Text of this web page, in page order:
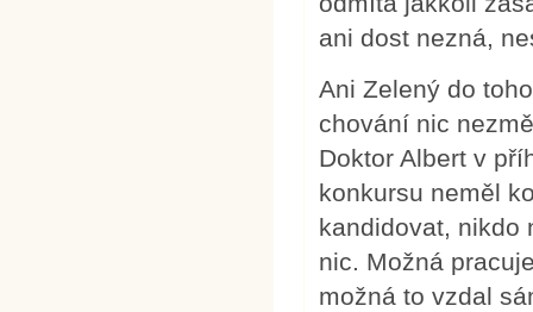
ani dost nezná,
Ani Zelený do
chování nic
Doktor Albert v
konkursu neměl
kandidovat, nikdo
nic. Možná
možná to vzdal